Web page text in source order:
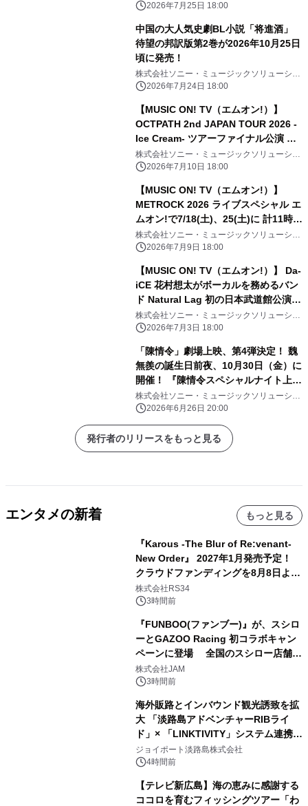
ンズ2026年7月25日 18:00
中国の大人気史劇BL小説「将進酒」
待望の邦訳版第2巻が2026年10月25日
頃に発売！
株式会社ソニー・ミュージックソリューショ
ンズ2026年7月24日 18:00
【MUSIC ON! TV（エムオン!）】
OCTPATH 2nd JAPAN TOUR 2026 -
Ice Cream- ツアーファイナル公演 エ
ムオン!で7/19(日)夜6時30分～独占生
中継！ 直筆サイン入りTシャツ プレゼ
株式会社ソニー・ミュージックソリューショ
ンズ2026年7月10日 18:00
【MUSIC ON! TV（エムオン!）】
METROCK 2026 ライブスペシャル エ
ムオン!で7/18(土)、25(土)に 計11時間
にわたってテレビ独占放送！
株式会社ソニー・ミュージックソリューショ
ンズ2026年7月9日 18:00
【MUSIC ON! TV（エムオン!）】 Da-
iCE 花村想太がボーカルを務めるバン
ド Natural Lag 初の日本武道館公演へ
向けた想いに迫る！ 過去最大級ライブ
ツアー初日舞台裏にも密着！ エムオ
株式会社ソニー・ミュージックソリューショ
ンズ2026年7月3日 18:00
「陳情令」劇場上映、第4弾決定！ 魏
無羨の誕生日前夜、10月30日（金）に
開催！ 『陳情令スペシャルナイト上映
会Ⅳ 2026』東京・大阪・名古屋にて
開催！
株式会社ソニー・ミュージックソリューショ
ンズ2026年6月26日 20:00
発行者のリリースをもっと見る
エンタメの新着 もっと見る
『Karous -The Blur of Re:venant-
New Order』 2027年1月発売予定！
クラウドファンディングを8月8日より
開始
株式会社RS34
3時間前
『FUNBOO(ファンブー)』が、スシロ
ーとGAZOO Racing 初コラボキャン
ペーンに登場 全国のスシロー店舗で
GR 4車種の FUNBOO(ミニカー)付き
メニューが展開されます
株式会社JAM
3時間前
海外販路とインバウンド観光誘致を拡
大 「淡路島アドベンチャーRIBライ
ド」× 「LINKTIVITY」システム連携を
開始！
ジョイポート淡路島株式会社
4時間前
【テレビ新広島】海の恵みに感謝する
ココロを育むフィッシングツアー「わ